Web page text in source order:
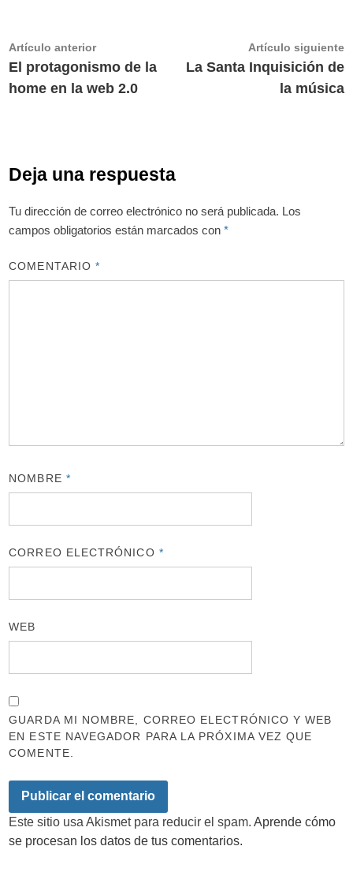
Navegación
de
entradas
Artículo anteriorArtículo
anterior:
El protagonismo de la
home en la web 2.0
Artículo siguiente
La Santa Inquisición de
la música
Deja una respuesta
Tu dirección de correo electrónico no será publicada. Los
campos obligatorios están marcados con*
COMENTARIO*
NOMBRE *
CORREO ELECTRÓNICO *
WEB
GUARDA MI NOMBRE, CORREO ELECTRÓNICO Y WEB
EN ESTE NAVEGADOR PARA LA PRÓXIMA VEZ QUE
COMENTE.
Este sitio usa Akismet para reducir el spam.Aprende cómo
se procesan los datos de tus comentarios.